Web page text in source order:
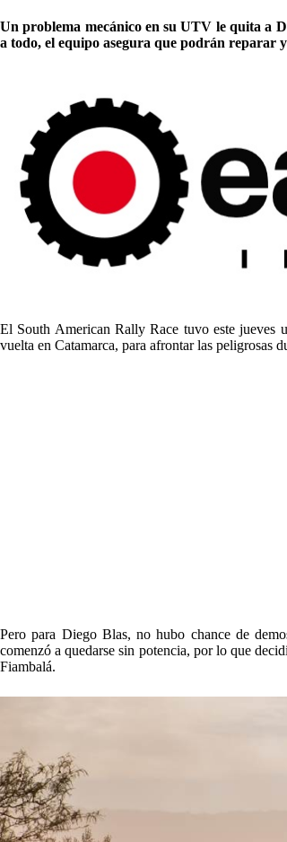
Un problema mecánico en su UTV le quita a
a todo, el equipo asegura que podrán reparar
El South American Rally Race tuvo este jueves
vuelta en Catamarca, para afrontar las peligrosas
Pero para Diego Blas, no hubo chance de
comenzó a quedarse sin potencia, por lo que
Fiambalá.